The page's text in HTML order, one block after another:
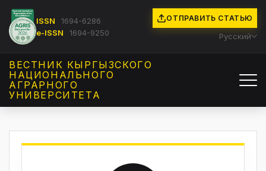
ISSN
1694-6286
e-ISSN
1694-9250
ОТПРАВИТЬ СТАТЬЮ
Русский
ВЕСТНИК КЫРГЫЗCКОГО
НАЦИОНАЛЬНОГО
АГРАРНОГО
УНИВЕРСИТЕТА